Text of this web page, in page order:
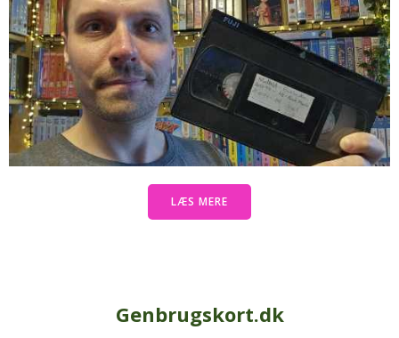
LÆS MERE
Genbrugskort.dk